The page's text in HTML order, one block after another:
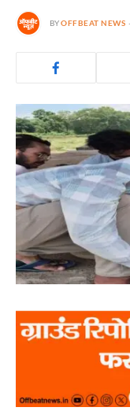
BYOFFBEAT NEWS